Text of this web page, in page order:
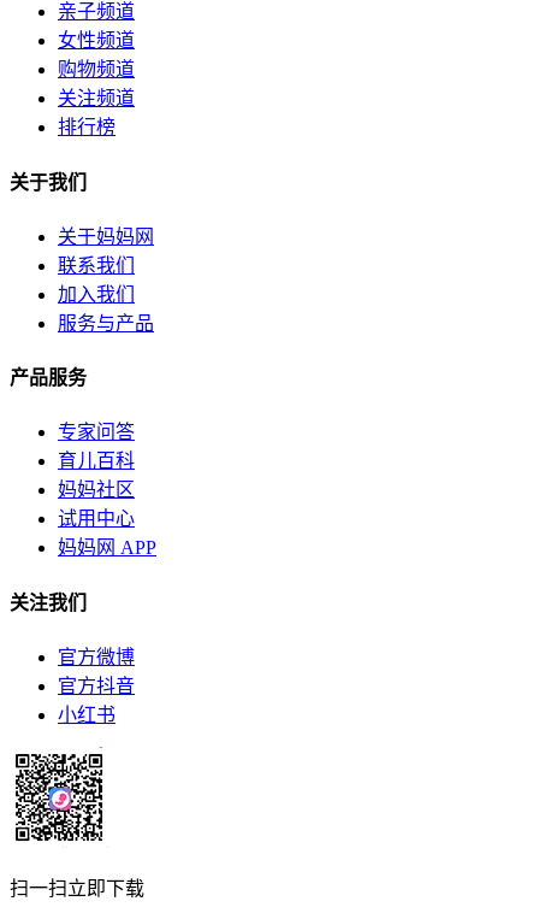
亲子频道
女性频道
购物频道
关注频道
排行榜
关于我们
关于妈妈网
联系我们
加入我们
服务与产品
产品服务
专家问答
育儿百科
妈妈社区
试用中心
妈妈网 APP
关注我们
官方微博
官方抖音
小红书
扫一扫立即下载